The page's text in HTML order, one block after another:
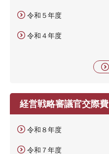
令和５年度
令和４年度
経営戦略審議官交際費
令和８年度
令和７年度